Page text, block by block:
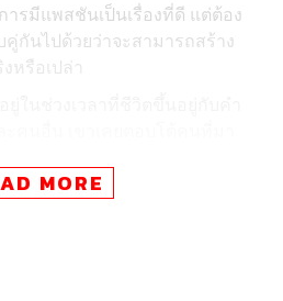
ารมีแพสชันเป็นเรื่องที่ดี แต่ต้อง
กันไปด้วยว่าจะสามารถสร้าง
หรือเปล่า
เป็นพื้นที่สร้างงานศิลปะในการ
MORE